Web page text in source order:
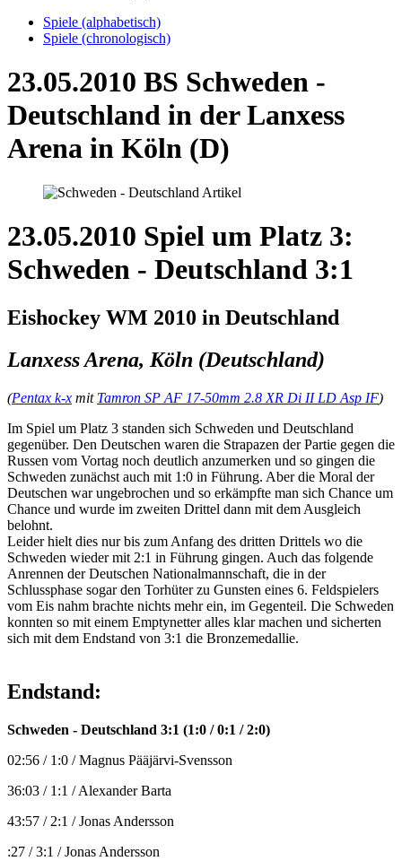
Spiele (alphabetisch)
Spiele (chronologisch)
23.05.2010 BS Schweden -
Deutschland in der Lanxess
Arena in Köln (D)
23.05.2010 Spiel um Platz 3:
Schweden - Deutschland 3:1
Eishockey WM 2010 in Deutschland
Lanxess Arena, Köln (Deutschland)
(Pentax k-x mit Tamron SP AF 17-50mm 2.8 XR Di II LD Asp IF)
Im Spiel um Platz 3 standen sich Schweden und Deutschland
gegenüber. Den Deutschen waren die Strapazen der Partie gegen die
Russen vom Vortag noch deutlich anzumerken und so gingen die
Schweden zunächst auch mit 1:0 in Führung. Aber die Moral der
Deutschen war ungebrochen und so erkämpfte man sich Chance um
Chance und wurde im zweiten Drittel dann mit dem Ausgleich
belohnt.
Leider hielt dies nur bis zum Anfang des dritten Drittels wo die
Schweden wieder mit 2:1 in Führung gingen. Auch das folgende
Anrennen der Deutschen Nationalmannschaft, die in der
Schlussphase sogar den Torhüter zu Gunsten eines 6. Feldspielers
vom Eis nahm brachte nichts mehr ein, im Gegenteil. Die Schweden
konnten so mit einem Emptynetter alles klar machen und sicherten
sich mit dem Endstand von 3:1 die Bronzemedallie.
Endstand:
Schweden - Deutschland 3:1 (1:0 / 0:1 / 2:0)
02:56 / 1:0 / Magnus Pääjärvi-Svensson
36:03 / 1:1 / Alexander Barta
43:57 / 2:1 / Jonas Andersson
:27 / 3:1 / Jonas Andersson